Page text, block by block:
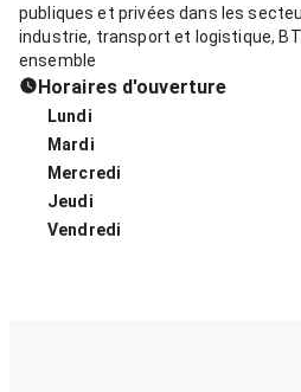
publiques et privées dans les
industrie, transport et logistique,
ensemble
Horaires d'ouverture
Lundi
Mardi
Mercredi
Jeudi
Vendredi